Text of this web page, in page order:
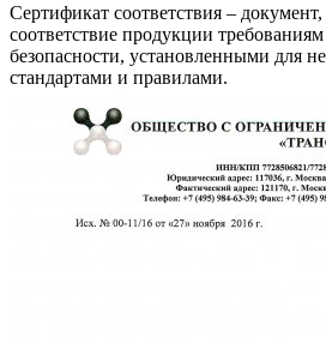
Сертификат соответствия –
соответствие продукции требованиям
безопасности, установленными для
стандартами и правилами.